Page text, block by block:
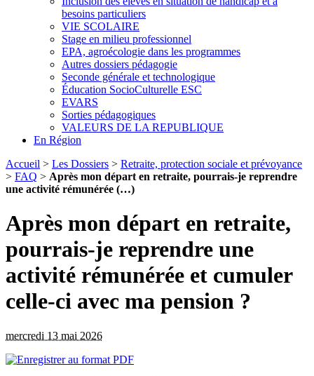
besoins particuliers
VIE SCOLAIRE
Stage en milieu professionnel
EPA, agroécologie dans les programmes
Autres dossiers pédagogie
Seconde générale et technologique
Éducation SocioCulturelle ESC
EVARS
Sorties pédagogiques
VALEURS DE LA REPUBLIQUE
En Région
Accueil > Les Dossiers > Retraite, protection sociale et prévoyance
> FAQ > Après mon départ en retraite, pourrais-je reprendre
une activité rémunérée (…)
Après mon départ en retraite,
pourrais-je reprendre une
activité rémunérée et cumuler
celle-ci avec ma pension ?
mercredi 13 mai 2026